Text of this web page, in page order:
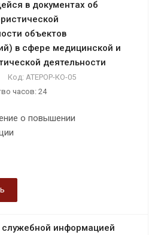
в документах об
объектов
в сфере медицинской и
деятельности
Код: АТЕРОР-КО-05
часов: 24
о повышении
служебной информацией